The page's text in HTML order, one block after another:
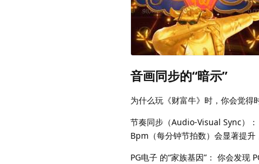
音画同步的“暗示”
为什么玩《财富牛》时，你会觉得
节奏同步（Audio-Visual Sync）
Bpm（每分钟节拍数）会显著提升
PG电子 的“家族基因”： 你会发现